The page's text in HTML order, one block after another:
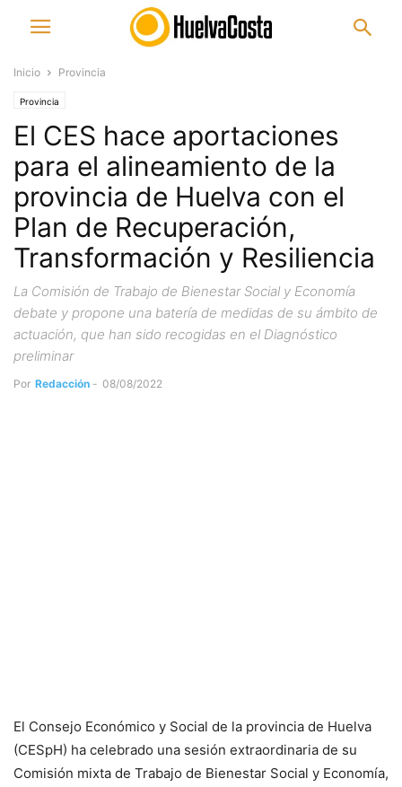
Inicio Provincia
Provincia
El CES hace aportaciones
para el alineamiento de la
provincia de Huelva con el
Plan de Recuperación,
Transformación y Resiliencia
La Comisión de Trabajo de Bienestar Social y Economía
debate y propone una batería de medidas de su ámbito de
actuación, que han sido recogidas en el Diagnóstico
preliminar
Por Redacción - 08/08/2022
El Consejo Económico y Social de la provincia de Huelva
(CESpH) ha celebrado una sesión extraordinaria de su
Comisión mixta de Trabajo de Bienestar Social y Economía,